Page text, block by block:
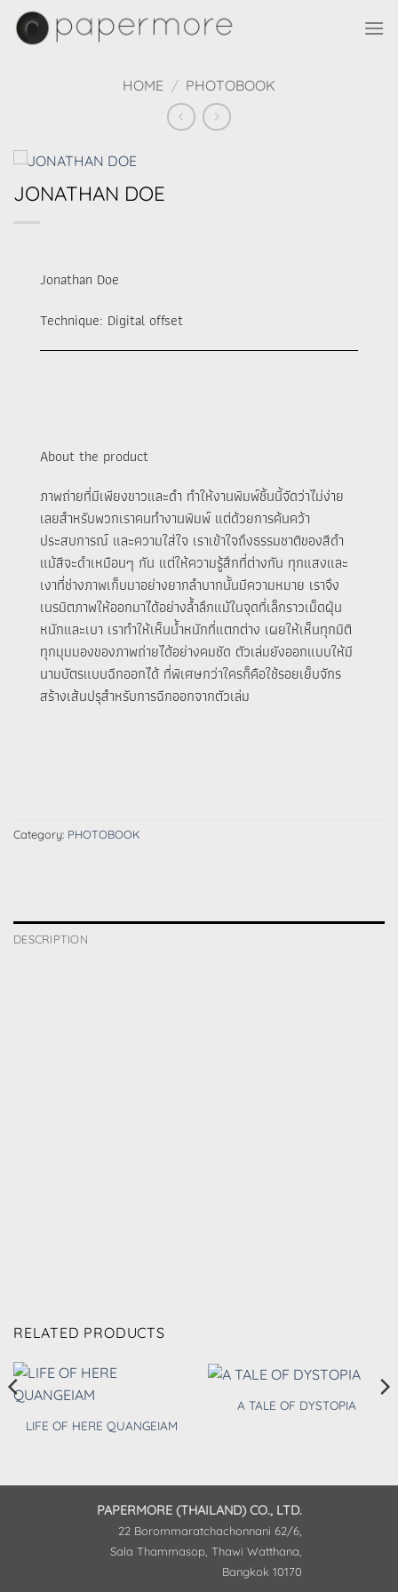
Skip
HOME / PHOTOBOOK
JONATHAN DOE
Jonathan Doe
Technique: Digital offset
About the product
ภาพถ่ายที่มีเพียงขาวและดำ ทำให้งานพิมพ์ชิ้นนี้จัดว่าไม่ง่าย
เลยสำหรับพวกเราคนทำงานพิมพ์ แต่ด้วยการค้นคว้า
ประสบการณ์ และความใส่ใจ เราเข้าใจถึงธรรมชาติของสีดำ
แม้สีจะดำเหมือนๆ กัน แต่ให้ความรู้สึกที่ต่างกัน ทุกแสงและ
เงาที่ช่างภาพเก็บมาอย่างยากลำบากนั้นมีความหมาย เราจึง
เนรมิตภาพให้ออกมาได้อย่างล้ำลึกแม้ในจุดที่เล็กราวเม็ดฝุ่น
หนักและเบา เราทำให้เห็นน้ำหนักที่แตกต่าง เผยให้เห็นทุกมิติ
ทุกมุมมองของภาพถ่ายได้อย่างคมชัด ตัวเล่มยังออกแบบให้มี
นามบัตรแบบฉีกออกได้ ที่พิเศษกว่าใครก็คือใช้รอยเย็บจักร
สร้างเส้นปรุสำหรับการฉีกออกจากตัวเล่ม
Category: PHOTOBOOK
DESCRIPTION
RELATED PRODUCTS
LIFE OF HERE QUANGEIAM
A TALE OF DYSTOPIA
PAPERMORE (THAILAND) CO., LTD.
22 Borommaratchachonnani 62/6,
Sala Thammasop, Thawi Watthana,
Bangkok 10170